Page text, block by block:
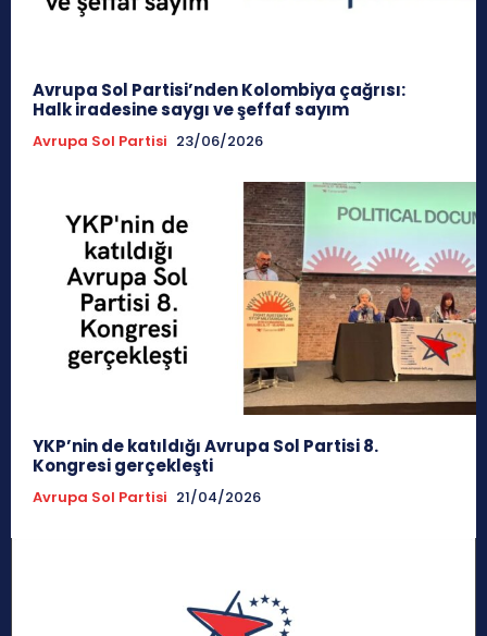
Avrupa Sol Partisi’nden Kolombiya çağrısı:
Halk iradesine saygı ve şeffaf sayım
Avrupa Sol Partisi 23/06/2026
YKP’nin de katıldığı Avrupa Sol Partisi 8.
Kongresi gerçekleşti
Avrupa Sol Partisi 21/04/2026